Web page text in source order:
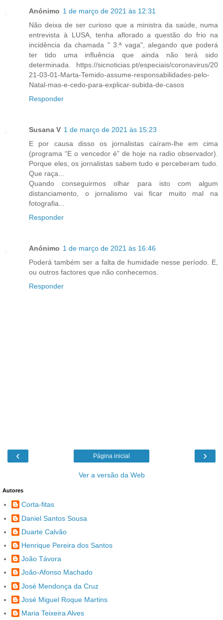
Anónimo 1 de março de 2021 às 12:31
Não deixa de ser curioso que a ministra da saúde, numa
entrevista à LUSA, tenha aflorado a questão do frio na
incidência da chamada " 3.ª vaga", alegando que poderá
ter tido uma influência que ainda não terá sido
determinada. https://sicnoticias.pt/especiais/coronavirus/20
21-03-01-Marta-Temido-assume-responsabilidades-pelo-
Natal-mas-e-cedo-para-explicar-subida-de-casos
Responder
Susana V 1 de março de 2021 às 15:23
E por causa disso os jornalistas caíram-lhe em cima
(programa “E o vencedor é” de hoje na radio observador).
Porque eles, os jornalistas sabem tudo e perceberam tudo.
Que raça...
Quando conseguirmos olhar para isto com algum
distanciamento, o jornalismo vai ficar muito mal na
fotografia...
Responder
Anónimo 1 de março de 2021 às 16:46
Poderá também ser a falta de humidade nesse período. E,
ou outros factores que não conhecemos.
Responder
‹ ›
Página inicial
Ver a versão da Web
Autores
Corta-fitas
Daniel Santos Sousa
Duarte Calvão
Henrique Pereira dos Santos
João Távora
João-Afonso Machado
José Mendonça da Cruz
José Miguel Roque Martins
Maria Teixeira Alves